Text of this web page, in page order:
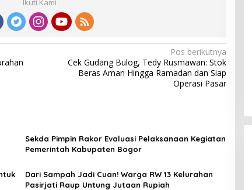
Pos berikutnya
Cek Gudang Bulog, Tedy Rusmawan: Stok
Beras Aman Hingga Ramadan dan Siap
Operasi Pasar
Sekda Pimpin Rakor Evaluasi Pelaksanaan Kegiatan
Pemerintah Kabupaten Bogor
Dari Sampah Jadi Cuan! Warga RW 13 Kelurahan
Pasirjati Raup Untung Jutaan Rupiah
UPDATE : Proyek Rehabilitasi Jalan
Ciporeat Rp591 Juta Rampung,
Cm